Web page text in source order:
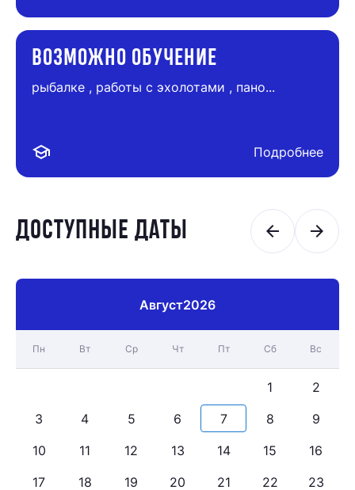
ВОЗМОЖНО ОБУЧЕНИЕ
рыбалке , работы с эхолотами , пано...
school Подробнее
ДОСТУПНЫЕ ДАТЫ arrow_back arrow_forward
Август2026
Пн Вт Ср Чт Пт Сб Вс
1
2
3
4 5 6 7 8
9
10
11 12 13 14 15
16
17
18 19 20 21 22
23